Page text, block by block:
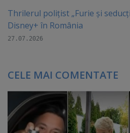
Thrilerul polițist „Furie și
Disney+ în România
27.07.2026
CELE MAI COMENTATE